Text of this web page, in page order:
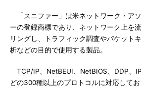
「スニファー」は米ネットワーク・ア
ーの登録商標であり、ネットワーク上を
リングし、トラフィック調査やパケット
析などの目的で使用する製品。
TCP/IP、NetBEUI、NetBIOS、DDP、
どの300種以上のプロトコルに対応して